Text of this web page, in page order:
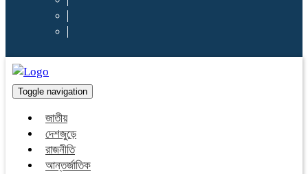
Toggle navigation
জাতীয়
দেশজুড়ে
রাজনীতি
আন্তর্জাতিক